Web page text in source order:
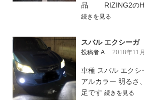
品 RIZING2の
続きを見る
スバル エクシーガ
投稿者 A 2018年11
車種 スバル エクシ
アルカラー 明るさ
足です 続きを見る